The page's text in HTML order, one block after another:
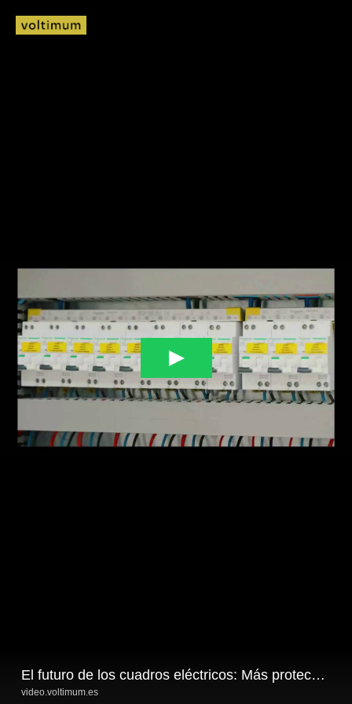
El futuro de los cuadros eléctricos: Más protección, menos espacio
video.voltimum.es